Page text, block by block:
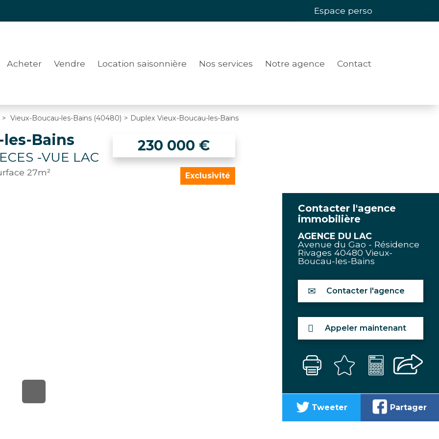
Espace perso
Acheter Vendre Location saisonnière Nos services Notre agence Contact
> Vieux-Boucau-les-Bains (40480) > Duplex Vieux-Boucau-les-Bains
Bains
-VUE LAC
27m²
230 000 €
Exclusivité
Contacter l'agence
immobilière
AGENCE DU LAC
Avenue du Gao - Résidence
Rivages 40480 Vieux-
Boucau-les-Bains
Contacter l'agence
Appeler maintenant
Tweeter Partager